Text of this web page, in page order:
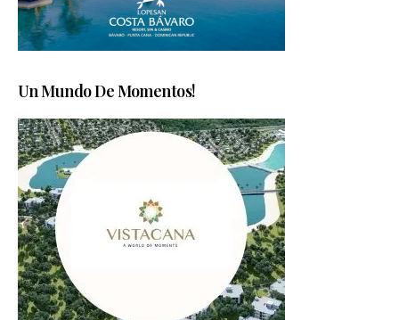
Un Mundo De Momentos!